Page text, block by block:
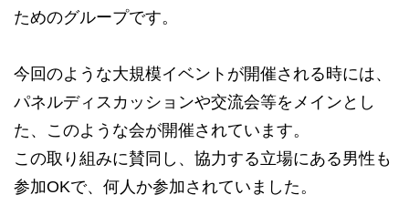
ためのグループです。
今回のような大規模イベントが開催される時には、
パネルディスカッションや交流会等をメインとし
た、このような会が開催されています。
この取り組みに賛同し、協力する立場にある男性も
参加OKで、何人か参加されていました。